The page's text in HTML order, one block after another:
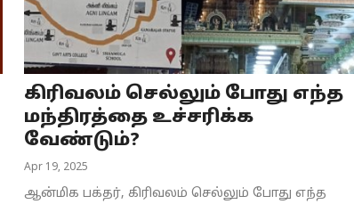
கிரிவலம் செல்லும் போது எந்த
மந்திரத்தை உச்சரிக்க
வேண்டும்?
Apr 19, 2025
ஆன்மிக பக்தர், கிரிவலம் செல்லும் போது எந்த